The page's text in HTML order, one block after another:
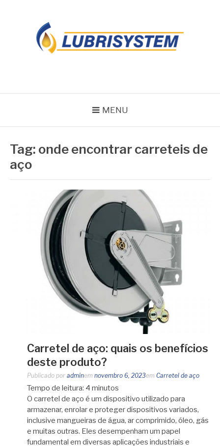
MENU
Tag: onde encontrar carreteis de
aço
Carretel de aço: quais os benefícios
deste produto?
Publicado por adminem novembro 6, 2023em Carretel de aço
Tempo de leitura: 4 minutos
O carretel de aço é um dispositivo utilizado para
armazenar, enrolar e proteger dispositivos variados,
inclusive mangueiras de água, ar comprimido, óleo, gás
e muitas outras. Eles desempenham um papel
fundamental em diversas aplicações industriais e